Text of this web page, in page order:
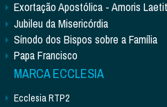
Exortação Apostólica - Amoris
Jubileu da Misericórdia
Sínodo dos Bispos sobre a Família
Papa Francisco
MARCA ECCLESIA
Ecclesia RTP2